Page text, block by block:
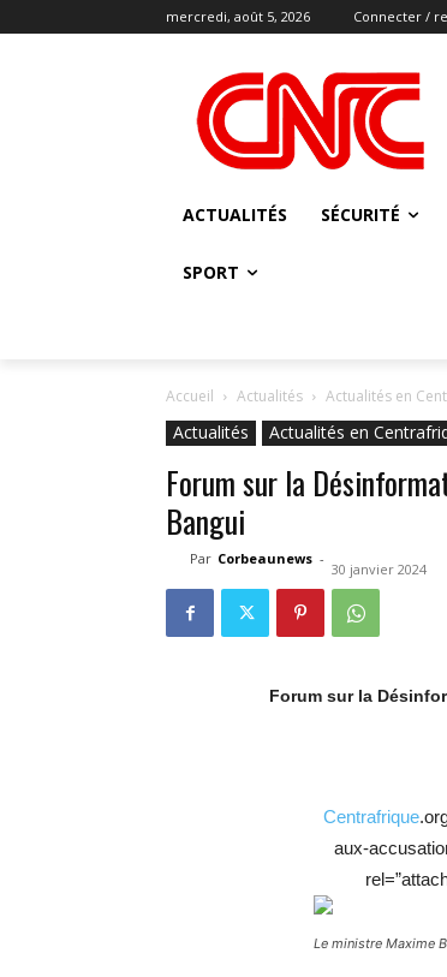
mercredi, août 5, 2026 Connecter /
ACTUALITÉS SÉCURITÉ
SPORT
Accueil Actualités Actualités en
Actualités Actualités en
Forum sur la
Bangui
Par Corbeaunews -
30 janvier 2024
Forum sur la
Centrafrique
aux-
Le ministre Maxime